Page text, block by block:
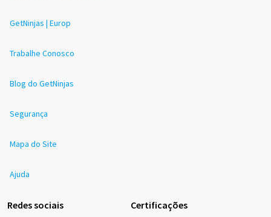
GetNinjas | Europ
Trabalhe Conosco
Blog do GetNinjas
Segurança
Mapa do Site
Ajuda
Redes sociais Certificações